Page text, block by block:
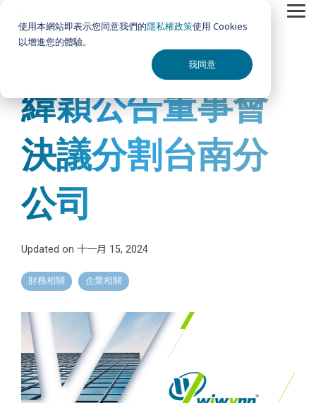
使用本網站即表示您同意我們的隱私權政策使用 Cookies
以增進您的體驗。
我同意
main
緯穎公告董事會
決議分割台南分
公司
Updated on 十一月 15, 2024
財務相關 企業相關